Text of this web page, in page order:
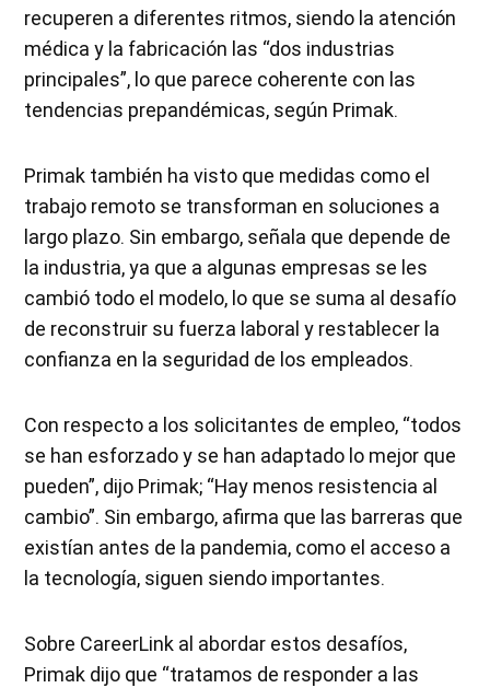
recuperen a diferentes ritmos, siendo la atención
médica y la fabricación las “dos industrias
principales”, lo que parece coherente con las
tendencias prepandémicas, según Primak.
Primak también ha visto que medidas como el
trabajo remoto se transforman en soluciones a
largo plazo. Sin embargo, señala que depende de
la industria, ya que a algunas empresas se les
cambió todo el modelo, lo que se suma al desafío
de reconstruir su fuerza laboral y restablecer la
confianza en la seguridad de los empleados.
Con respecto a los solicitantes de empleo, “todos
se han esforzado y se han adaptado lo mejor que
pueden”, dijo Primak; “Hay menos resistencia al
cambio”. Sin embargo, afirma que las barreras que
existían antes de la pandemia, como el acceso a
la tecnología, siguen siendo importantes.
Sobre CareerLink al abordar estos desafíos,
Primak dijo que “tratamos de responder a las